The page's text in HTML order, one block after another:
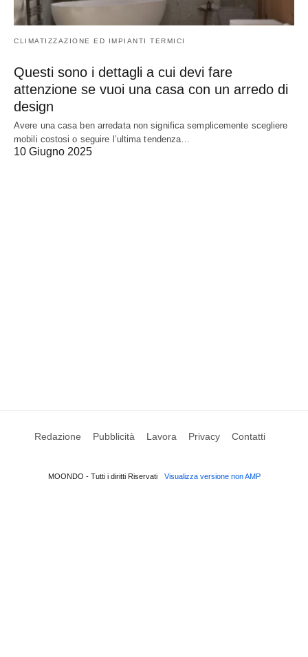
CLIMATIZZAZIONE ED IMPIANTI TERMICI
Questi sono i dettagli a cui devi fare
attenzione se vuoi una casa con un arredo di
design
Avere una casa ben arredata non significa semplicemente scegliere
mobili costosi o seguire l’ultima tendenza…
10 Giugno 2025
Redazione Pubblicità Lavora Privacy Contatti
MOONDO - Tutti i diritti Riservati Visualizza versione non AMP